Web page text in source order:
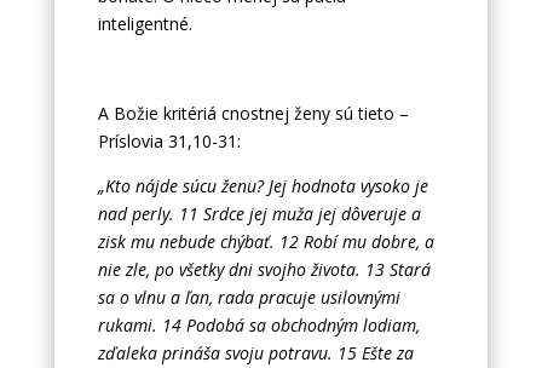
inteligentné.
A Božie kritériá cnostnej ženy sú tieto –
Príslovia 31,10-31:
„Kto nájde súcu ženu? Jej hodnota vysoko je
nad perly. 11 Srdce jej muža jej dôveruje a
zisk mu nebude chýbať. 12 Robí mu dobre, a
nie zle, po všetky dni svojho života. 13 Stará
sa o vlnu a ľan, rada pracuje usilovnými
rukami. 14 Podobá sa obchodným lodiam,
zďaleka prináša svoju potravu. 15 Ešte za